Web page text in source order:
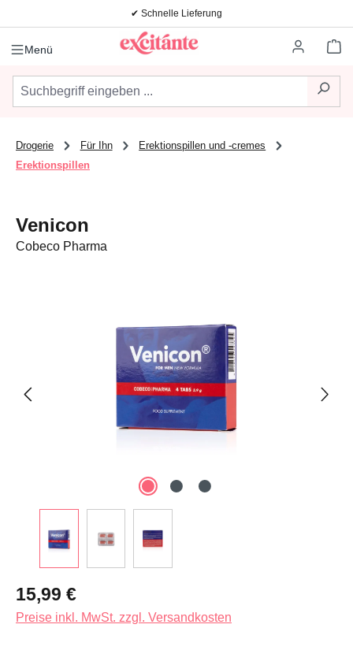
Zum Hauptinhalt springen✔ Schnelle Lieferung
Menü
Drogerie Für Ihn
Erektionspillen und -cremes
Erektionspillen
Venicon
Cobeco Pharma
Regulärer Preis:
15,99 €
Preise inkl. MwSt. zzgl. Versandkosten